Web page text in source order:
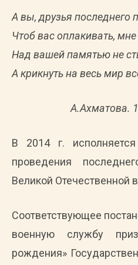
А вы, друзья последнего
Чтоб вас оплакивать,
Над вашей памятью не
А крикнуть на весь мир
А.Ахматова.
В 2014 г.
проведения
Великой Отечественной
Соответствующее
военную службу
рождения»